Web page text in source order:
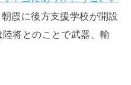
霞に後方支援学校が開設
将とのことで武器、輸